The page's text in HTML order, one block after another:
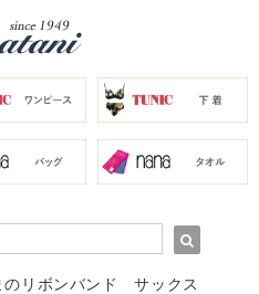
リボンバンド サックス